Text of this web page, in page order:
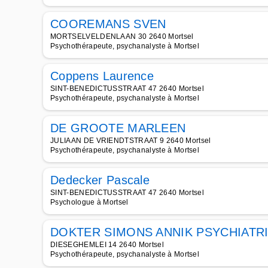
COOREMANS SVEN
MORTSELVELDENLAAN 30 2640 Mortsel
Psychothérapeute, psychanalyste à Mortsel
Coppens Laurence
SINT-BENEDICTUSSTRAAT 47 2640 Mortsel
Psychothérapeute, psychanalyste à Mortsel
DE GROOTE MARLEEN
JULIAAN DE VRIENDTSTRAAT 9 2640 Mortsel
Psychothérapeute, psychanalyste à Mortsel
Dedecker Pascale
SINT-BENEDICTUSSTRAAT 47 2640 Mortsel
Psychologue à Mortsel
DOKTER SIMONS ANNIK
DIESEGHEMLEI 14 2640 Mortsel
Psychothérapeute, psychanalyste à Mortsel